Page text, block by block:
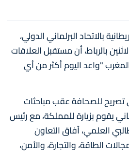
بالاتحاد البرلماني الدولي،
بالرباط، أن مستقبل العلاقات
"واعد اليوم أكثر من أي
تصريح للصحافة عقب مباحثات
يقوم بزيارة للمملكة، مع رئيس
العلمي، آفاق التعاون
الطاقة، والتجارة، والأمن،